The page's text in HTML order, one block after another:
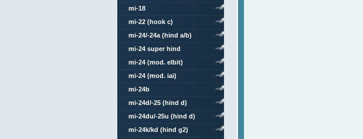
mi-18
mi-22 (hook c)
mi-24/-24a (hind a/b)
mi-24 super hind
mi-24 (mod. elbit)
mi-24 (mod. iai)
mi-24b
mi-24d/-25 (hind d)
mi-24du/-25u (hind d)
mi-24k/kd (hind g2)